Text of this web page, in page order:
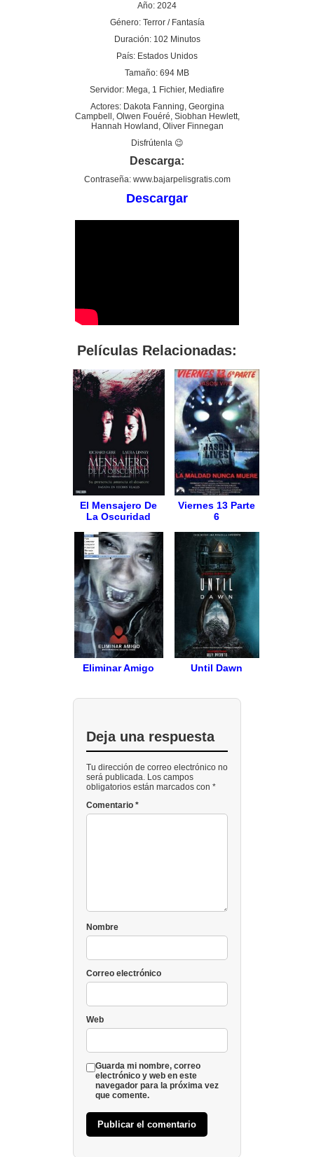
Año: 2024
Género: Terror / Fantasía
Duración: 102 Minutos
País: Estados Unidos
Tamaño: 694 MB
Servidor: Mega, 1 Fichier, Mediafire
Actores: Dakota Fanning, Georgina
Campbell, Olwen Fouéré, Siobhan Hewlett,
Hannah Howland, Oliver Finnegan
Disfrútenla 😉
Descarga:
Contraseña: www.bajarpelisgratis.com
Descargar
Películas Relacionadas:
El Mensajero De
La Oscuridad
Viernes 13 Parte
6
Eliminar Amigo Until Dawn
Deja una respuesta
Tu dirección de correo electrónico no
será publicada. Los campos
obligatorios están marcados con *
Comentario *
Nombre
Correo electrónico
Web
Guarda mi nombre, correo
electrónico y web en este
navegador para la próxima vez
que comente.